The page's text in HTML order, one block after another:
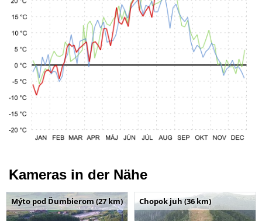
Kameras in der Nähe
Mýto pod Ďumbierom (27 km) Chopok juh (36 km)